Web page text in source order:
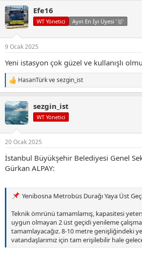
k
i
l
Efe16
WT Yönetici Ayın En İyi Üyesi '🥇'
9 Ocak 2025
Yeni istasyon çok güzel ve kullanışlı
T
e
k
i
l
:
HasanTürkvesezgin_ist
sezgin_ist
WT Yönetici
20 Ocak 2025
İstanbul Büyükşehir Belediyesi Genel
Gürkan ALPAY:
Yenibosna Metrobüs Durağı Yaya Üst
Teknik ömrünü tamamlamış, kapasitesi
uygun olmayan 2 üst geçidi yenileme
tamamlayacağız. 8-10 metre genişliğindeki
vatandaşlarımız için tam erişilebilir hale